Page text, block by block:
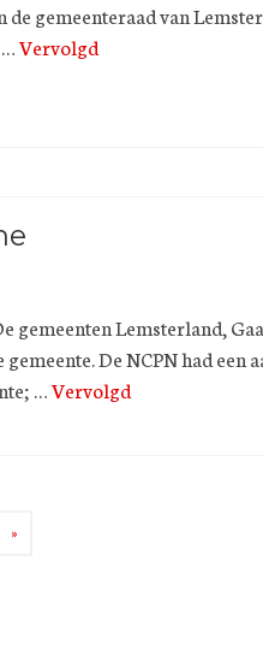
de gemeenteraad van
…Vervolgd
gemeenten Lemsterland,
De NCPN had een
…Vervolgd
»